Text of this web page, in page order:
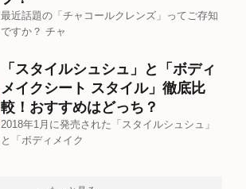
最近話題の「チャコールクレンズ」ってご存知
ですか？ チャ
「スタイルシュシュ」と「ボディ
メイクシート スタイル」徹底比
較！おすすめはどっち？
2018年1月に発売された「スタイルシュシュ」
と「ボディメイク